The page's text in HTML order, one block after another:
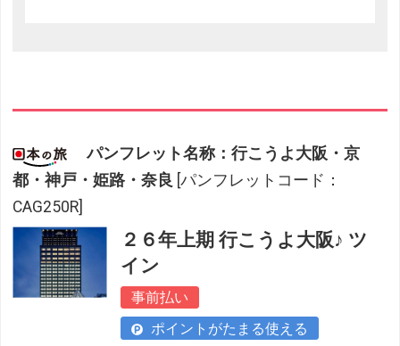
パンフレット名称：行こうよ大阪・京
都・神戸・姫路・奈良 [パンフレットコード：
CAG250R]
２６年上期 行こうよ大阪♪ ツ
イン
事前払い
ポイントがたまる使える